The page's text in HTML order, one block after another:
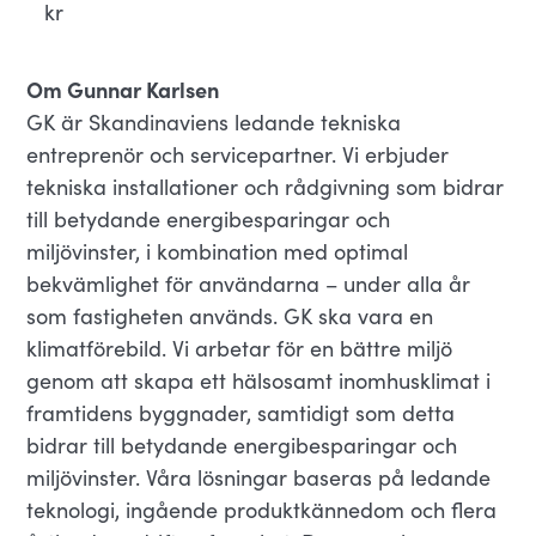
kr
Om Gunnar Karlsen
GK är Skandinaviens ledande tekniska
entreprenör och servicepartner. Vi erbjuder
tekniska installationer och rådgivning som bidrar
till betydande energibesparingar och
miljövinster, i kombination med optimal
bekvämlighet för användarna – under alla år
som fastigheten används. GK ska vara en
klimatförebild. Vi arbetar för en bättre miljö
genom att skapa ett hälsosamt inomhusklimat i
framtidens byggnader, samtidigt som detta
bidrar till betydande energibesparingar och
miljövinster. Våra lösningar baseras på ledande
teknologi, ingående produktkännedom och flera